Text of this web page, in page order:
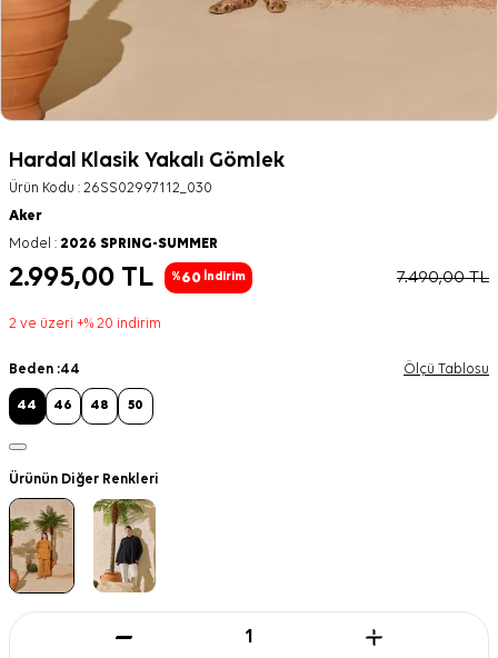
Hardal Klasik Yakalı Gömlek
Ürün Kodu : 26SS02997112_030
Aker
Model : 2026 SPRING-SUMMER
2.995,00 TL %60 İndirim 7.490,00TL
2 ve üzeri +% 20 indirim
Beden :44 Ölçü Tablosu
44 46 48 50
Ürünün Diğer Renkleri